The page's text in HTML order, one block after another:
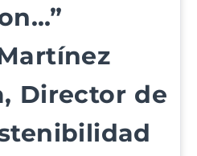
Director de